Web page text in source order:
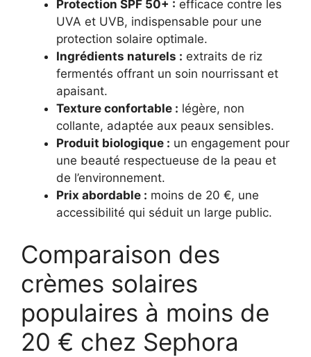
Protection SPF 50+ : efficace contre les
UVA et UVB, indispensable pour une
protection solaire optimale.
Ingrédients naturels : extraits de riz
fermentés offrant un soin nourrissant et
apaisant.
Texture confortable : légère, non
collante, adaptée aux peaux sensibles.
Produit biologique : un engagement pour
une beauté respectueuse de la peau et
de l’environnement.
Prix abordable : moins de 20 €, une
accessibilité qui séduit un large public.
Comparaison des
crèmes solaires
populaires à moins de
20 € chez Sephora